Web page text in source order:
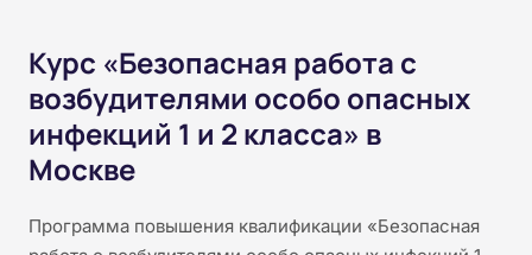
Курс «Безопасная работа с
возбудителями особо опасных
инфекций 1 и 2 класса» в
Москве
Программа повышения квалификации «Безопасная